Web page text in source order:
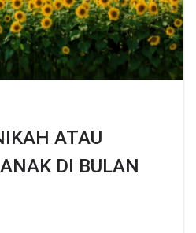
ATAU
DI BULAN